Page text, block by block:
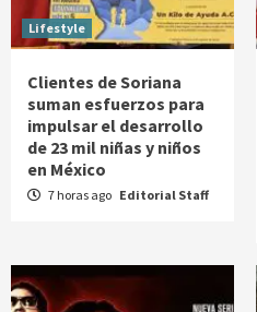
Lifestyle
Clientes de Soriana
suman esfuerzos para
impulsar el desarrollo
de 23 mil niñas y niños
en México
7 horas ago Editorial Staff